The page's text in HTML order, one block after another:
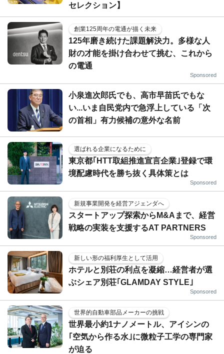
セレクション】
創業125周年の電通が描く未来
125年磨き続けた課題解決力。多様な人
財の才能を掛け合わせて挑む、これから
の電通
Sponsored
小泉進次郎氏でも、高市早苗氏でもな
い...いま自民党内で急浮上している「次
の首相」有力候補の意外な名前
選ばれる企業になるために
東京都｢HTT取組推進宣言企業｣登録で環
境配慮時代を勝ち抜く具体策とは
Sponsored
新規事業開発を経営アジェンダへ
スタートアップ探索からM&Aまで、経営
戦略の実装を支援するAT PARTNERS
Sponsored
新しい形の福利厚生として活用
ホテルと別荘の利点を凝縮…経営者が選
ぶシェア別荘｢GLAMDAY STYLE｣
Sponsored
世界的自動車部品メーカーの挑戦
世界最小約1ナノメートル、アイシンの
｢空気から作る水｣に微粒子工学の専門家
が迫る